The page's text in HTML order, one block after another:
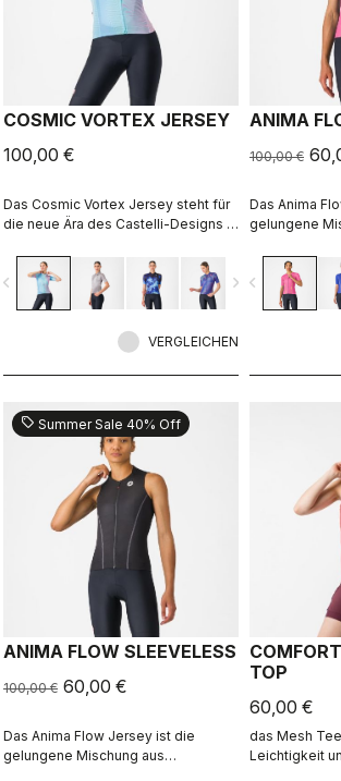
COSMIC VORTEX JERSEY
100,00 €
Das Cosmic Vortex Jersey steht für
die neue Ära des Castelli-Designs −
Hochleistung geboren.
navigate_next
VERGLEICHEN
ANIMA
100,00 €
Das Anima
gelungene
zeitlosem Stil
navigate_before
sell Summer Sale 40% Off
ANIMA FLOW SLEEVELESS
100,00 € 60,00 €
Das Anima Flow Jersey ist die
gelungene Mischung aus
TOP
60,00 €
das Mesh
Leichtigkeit